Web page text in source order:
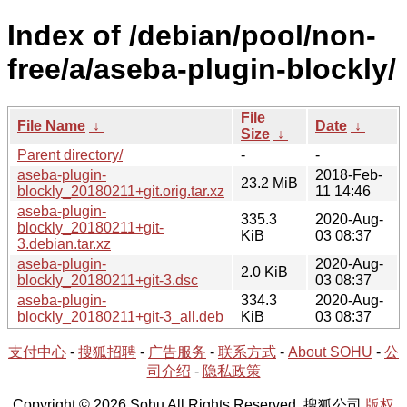
Index of /debian/pool/non-
free/a/aseba-plugin-blockly/
File Name ↓
File
Size ↓
Date ↓
Parent directory/
-
-
aseba-plugin-
blockly_20180211+git.orig.tar.xz
23.2 MiB
2018-Feb-
11 14:46
aseba-plugin-
blockly_20180211+git-
3.debian.tar.xz
335.3
KiB
2020-Aug-
03 08:37
aseba-plugin-
blockly_20180211+git-3.dsc
2.0 KiB
2020-Aug-
03 08:37
aseba-plugin-
blockly_20180211+git-3_all.deb
334.3
KiB
2020-Aug-
03 08:37
支付中心 - 搜狐招聘 - 广告服务 - 联系方式 - About SOHU - 公
司介绍 - 隐私政策